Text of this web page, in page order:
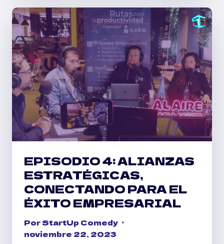
CONSTRUÍDO
TEJA
A
TEJA
EPISODIO 4: ALIANZAS
ESTRATÉGICAS,
CONECTANDO PARA EL
ÉXITO EMPRESARIAL
PorStartUp Comedy
noviembre 22, 2023